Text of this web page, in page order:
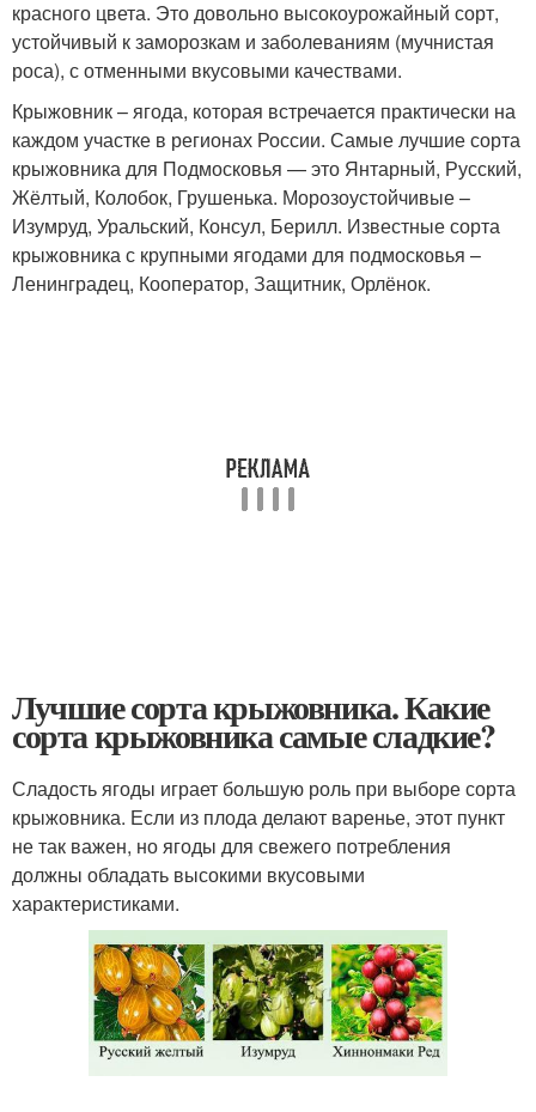
красного цвета. Это довольно высокоурожайный сорт,
устойчивый к заморозкам и заболеваниям (мучнистая
роса), с отменными вкусовыми качествами.
Крыжовник – ягода, которая встречается практически на
каждом участке в регионах России. Самые лучшие сорта
крыжовника для Подмосковья — это Янтарный, Русский,
Жёлтый, Колобок, Грушенька. Морозоустойчивые –
Изумруд, Уральский, Консул, Берилл. Известные сорта
крыжовника с крупными ягодами для подмосковья –
Ленинградец, Кооператор, Защитник, Орлёнок.
Лучшие сорта крыжовника. Какие
сорта крыжовника самые сладкие?
Сладость ягоды играет большую роль при выборе сорта
крыжовника. Если из плода делают варенье, этот пункт
не так важен, но ягоды для свежего потребления
должны обладать высокими вкусовыми
характеристиками.